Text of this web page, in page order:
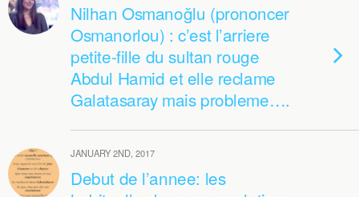
Nilhan Osmanoğlu (prononcer
Osmanorlou) : c’est l’arriere
petite-fille du sultan rouge
Abdul Hamid et elle reclame
Galatasaray mais probleme….
JANUARY 2ND, 2017
Debut de l’annee: les